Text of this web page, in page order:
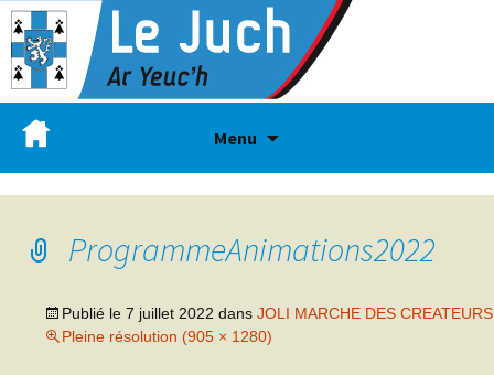
Menu
ProgrammeAnimations2022
Publié le 7 juillet 2022 dans JOLI MARCHE DES CREATEURS
Pleine résolution (905 × 1280)